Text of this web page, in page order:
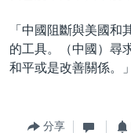
「中國阻斷與美國
的工具。（中國）尋
和平或是改善關係。
分享